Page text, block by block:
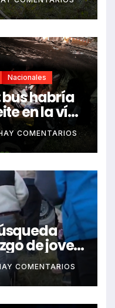
Nacionales
habría
en la vía
COMENTARIOS
de joven
COMENTARIOS